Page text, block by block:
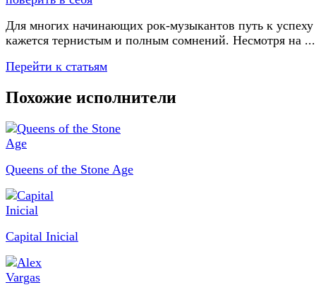
Для многих начинающих рок-музыкантов путь к успеху
кажется тернистым и полным сомнений. Несмотря на ...
Перейти к статьям
Похожие исполнители
Queens of the Stone Age
Capital Inicial